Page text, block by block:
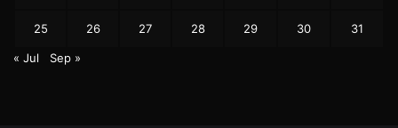
25 26 27 28 29 30 31
« Jul Sep »